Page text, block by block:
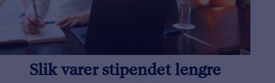
Slik varer stipendet lengre